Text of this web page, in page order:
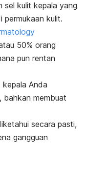
sel kulit kepala yang
permukaan kulit.
50% orang
pun rentan
Anda
bahkan membuat
secara pasti,
gangguan